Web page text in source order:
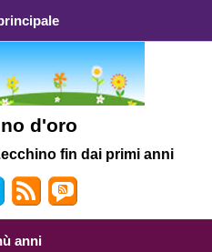
d'oro
fin dai primi anni
anni